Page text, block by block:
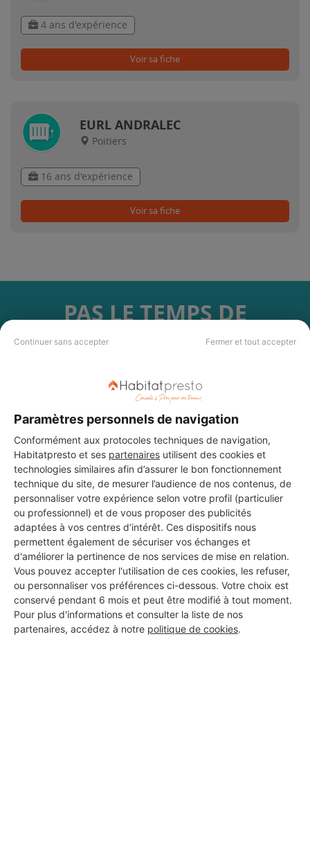
Continuer sans accepter Fermer et tout accepter
Paramètres personnels de navigation
Conformément aux protocoles techniques de navigation,
Habitatpresto et ses partenaires utilisent des cookies et
technologies similaires afin d’assurer le bon fonctionnement
technique du site, de mesurer l’audience de nos contenus, de
personnaliser votre expérience selon votre profil (particulier
ou professionnel) et de vous proposer des publicités
adaptées à vos centres d’intérêt. Ces dispositifs nous
permettent également de sécuriser vos échanges et
d'améliorer la pertinence de nos services de mise en relation.
Vous pouvez accepter l'utilisation de ces cookies, les refuser,
ou personnaliser vos préférences ci-dessous. Votre choix est
conservé pendant 6 mois et peut être modifié à tout moment.
Pour plus d'informations et consulter la liste de nos
partenaires, accédez à notre politique de cookies.
4 ans d'expérience
Voir sa fiche
EURL ANDRALEC
Poitiers
16 ans d'expérience
Voir sa fiche
PAS LE TEMPS DE
CHERCHER ?
choisir ? Demandez des devis travauxauprès de notre réseau de 5 000
professionnels partout en France.
DEMANDER UN DEVIS